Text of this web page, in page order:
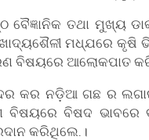
ତଥା ମୁଖ୍ୟ
ମଧ୍ଯରେ କୃଷି
ବିଷୟରେ ଆଲୋକପାତ
କର ନଡ଼ିଆ ଗଛ ର
ବିଷଦ ଭାବରେ
କରିଥିଲେ.।